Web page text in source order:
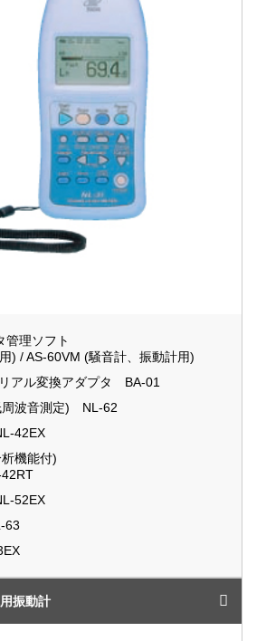
管理ソフト
) / AS-60VM (騒音計、振動計用)
アル変換アダプタ BA-01
周波音測定) NL-62
42EX
機能付)
52EX
63
振動計